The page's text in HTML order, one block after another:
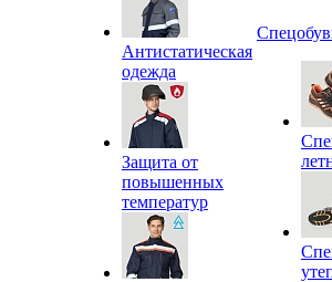
Антистатическая
одежда
Защита от
повышенных
температур